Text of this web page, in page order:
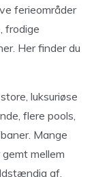
ferieområder
frodige
Her finder du
luksuriøse
flere pools,
Mange
mellem
af.